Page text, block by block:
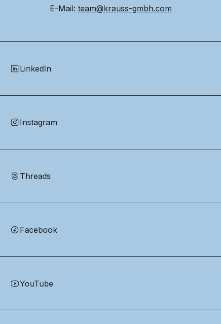
E-Mail: team@krauss-gmbh.com
LinkedIn
Instagram
Threads
Facebook
YouTube